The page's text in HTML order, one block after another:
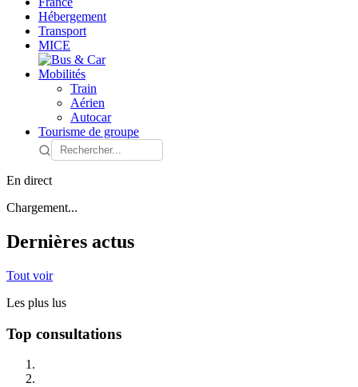
Hébergement
Transport
MICE
Mobilités
Train
Aérien
Autocar
Tourisme de groupe
En direct
Chargement...
Dernières actus
Tout voir
Les plus lus
Top consultations